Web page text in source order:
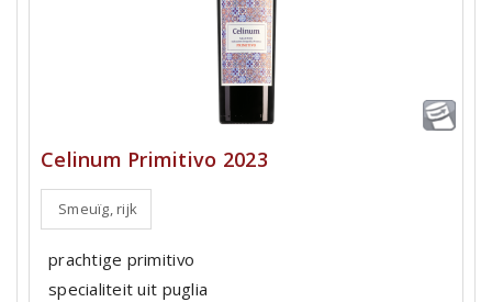
Celinum Primitivo 2023
Smeuïg, rijk
prachtige primitivo
specialiteit uit puglia